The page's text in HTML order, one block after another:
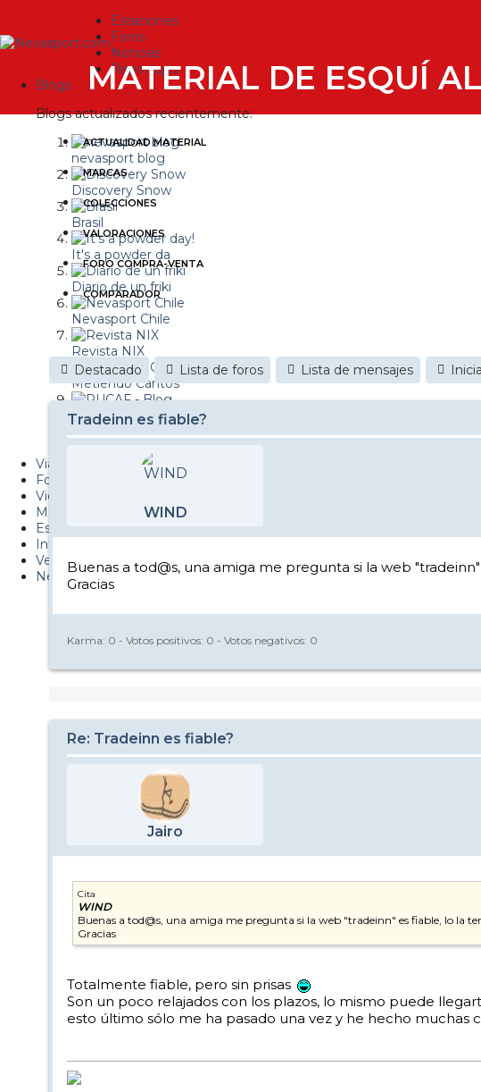
Estaciones
Foros
Noticias
Reportajes
Blogs
Blogs actualizados recientemente:
nevasport blog
Discovery Snow
Brasil
It's a powder da
Diario de un friki
Nevasport Chile
Revista NIX
Metiendo Cantos
PUCAF - Blog
Viajes
Fotos
Videos
Material
Esquí Pro
Infonieve
Verano
Nevalog
MATERIAL DE ESQUÍ
ACTUALIDAD MATERIAL
MARCAS
COLECCIONES
VALORACIONES
FORO COMPRA-VENTA
COMPARADOR
Destacado Lista de foros Lista de mensajes
Tradeinn es fiable?
WIND
Buenas a tod@s, una amiga me pregunta si la web
Gracias
Karma: 0 - Votos positivos: 0 - Votos negativos: 0
Re: Tradeinn es fiable?
Jairo
Cita
WIND
Buenas a tod@s, una amiga me pregunta si la web "tradeinn" es fiable, lo la
Gracias
Totalmente fiable, pero sin prisas
Son un poco relajados con los plazos, lo mismo puede
esto último sólo me ha pasado una vez y he hecho muchas